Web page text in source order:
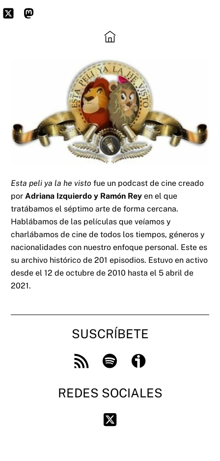
Skip
to
Icon
Mastodon
Esta peli ya la he visto fue un podcast de cine creado
por Adriana Izquierdo y Ramón Rey en el que
tratábamos el séptimo arte de forma cercana.
Hablábamos de las películas que veíamos y
charlábamos de cine de todos los tiempos, géneros y
nacionalidades con nuestro enfoque personal. Este es
su archivo histórico de 201 episodios. Estuvo en activo
desde el 12 de octubre de 2010 hasta el 5 abril de
2021.
SUSCRÍBETE
Feed
Spotify Ivoox
REDES SOCIALES
Twitter